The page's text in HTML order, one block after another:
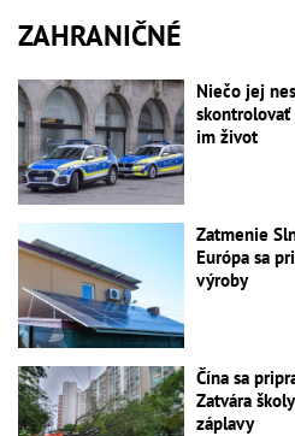
ZAHRANIČNÉ
Niečo jej
skontrolovať
im život
Zatmenie
Európa sa
výroby
Čína sa
Zatvára
záplavy